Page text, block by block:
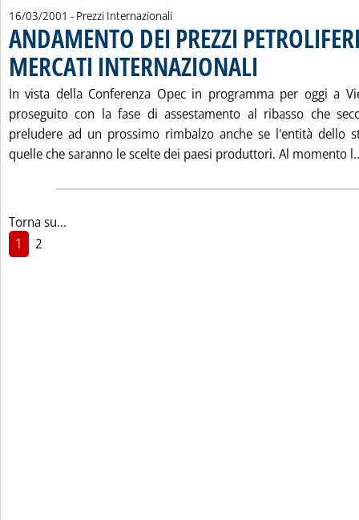
16/03/2001 - Prezzi Internazionali
ANDAMENTO DEI PREZZI
MERCATI INTERNAZIONALI
In vista della Conferenza Opec in programma per oggi a
proseguito con la fase di assestamento al ribasso che
preludere ad un prossimo rimbalzo anche se l'entità dello
quelle che saranno le scelte dei paesi produttori. Al momento
Torna su...
1
2